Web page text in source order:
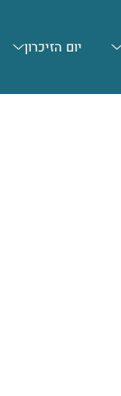
יום הזיכרון